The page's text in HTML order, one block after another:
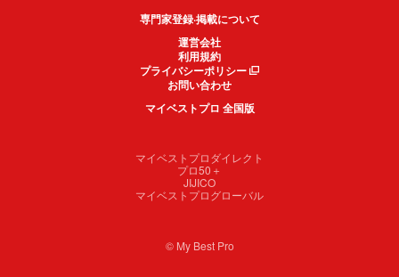
専門家登録·掲載について
運営会社
利用規約
プライバシーポリシー
お問い合わせ
マイベストプロ 全国版
マイベストプロダイレクト
プロ50＋
JIJICO
マイベストプログローバル
© My Best Pro